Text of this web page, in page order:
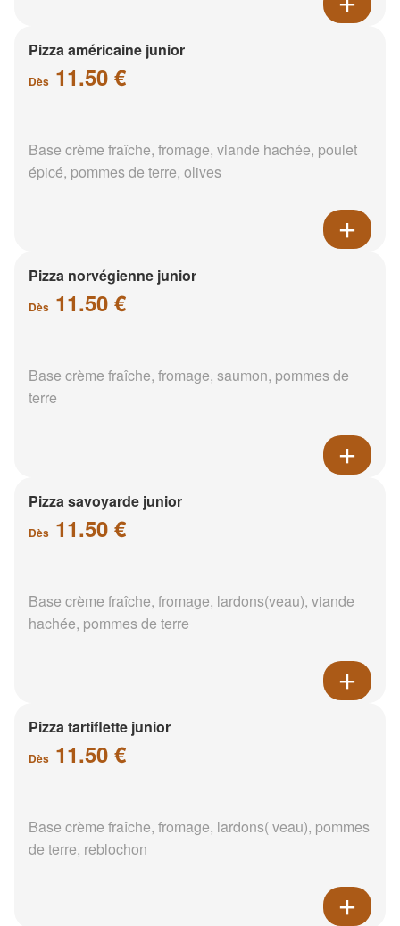
Pizza américaine junior
Dès 11.50 €
Base crème fraîche, fromage, viande hachée, poulet
épicé, pommes de terre, olives
Pizza norvégienne junior
Dès 11.50 €
Base crème fraîche, fromage, saumon, pommes de
terre
Pizza savoyarde junior
Dès 11.50 €
Base crème fraîche, fromage, lardons(veau), viande
hachée, pommes de terre
Pizza tartiflette junior
Dès 11.50 €
Base crème fraîche, fromage, lardons( veau), pommes
de terre, reblochon